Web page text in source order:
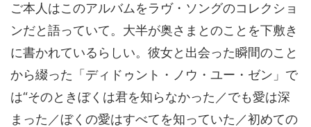
ご本人はこのアルバムをラヴ・ソングのコレクショ
ンだと語っていて。大半が奥さまとのことを下敷き
に書かれているらしい。彼女と出会った瞬間のこと
から綴った「ディドゥント・ノウ・ユー・ゼン」で
は“そのときぼくは君を知らなかった／でも愛は深
まった／ぼくの愛はすべてを知っていた／初めての